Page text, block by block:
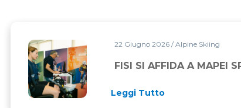
FISI SI AFFIDA A MAPEI SPORT PER UN ALTRO
22 Giugno 2026 / Alpine Skiing
FISI SI AFFIDA A MAPEI
Leggi Tutto